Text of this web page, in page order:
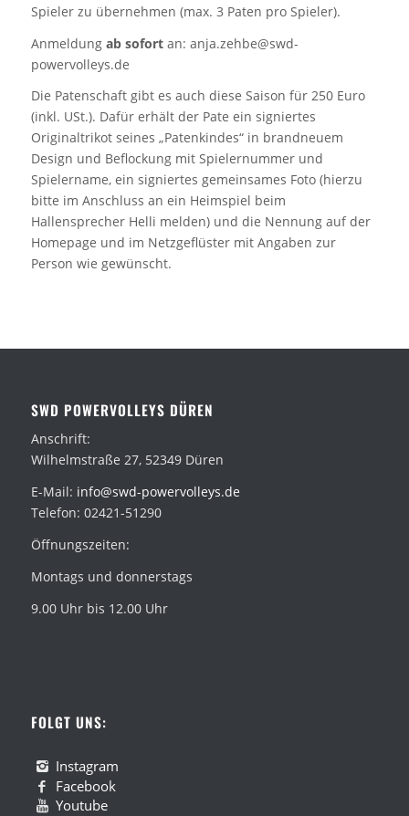
Spieler zu übernehmen (max. 3 Paten pro Spieler).
Anmeldung ab sofortan: anja.zehbe@swd-
powervolleys.de
Die Patenschaft gibt es auch diese Saison für 250 Euro
(inkl. USt.). Dafür erhält der Pate ein signiertes
Originaltrikot seines „Patenkindes“ in brandneuem
Design und Beflockung mit Spielernummer und
Spielername, ein signiertes gemeinsames Foto (hierzu
bitte im Anschluss an ein Heimspiel beim
Hallensprecher Helli melden) und die Nennung auf der
Homepage und im Netzgeflüster mit Angaben zur
Person wie gewünscht.
SWD POWERVOLLEYS DÜREN
Anschrift:
Wilhelmstraße 27, 52349 Düren
E-Mail: info@swd-powervolleys.de
Telefon: 02421-51290
Öffnungszeiten:
Montags und donnerstags
9.00 Uhr bis 12.00 Uhr
FOLGT UNS:
Instagram
Facebook
Youtube